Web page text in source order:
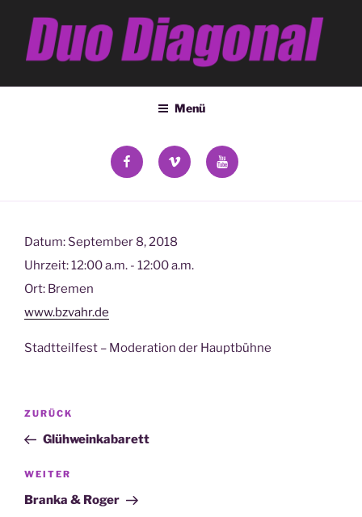
Inhalt
springen
DUO DIAGONAL
Menü
facebookvimeo YouTube
Datum: September 8, 2018
Uhrzeit:12:00 a.m. - 12:00 a.m.
Ort: Bremen
www.bzvahr.de
Stadtteilfest – Moderation der Hauptbühne
Beitragsnavigation
Vorheriger
Beitrag
ZURÜCK
Glühweinkabarett
Nächster
Beitrag
WEITER
Branka & Roger